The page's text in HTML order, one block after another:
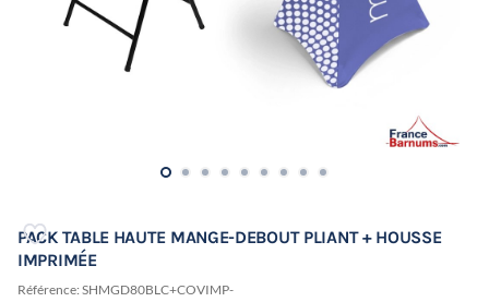
PACK TABLE HAUTE MANGE-DEBOUT PLIANT + HOUSSE
IMPRIMÉE
Référence: SHMGD80BLC+COVIMP-